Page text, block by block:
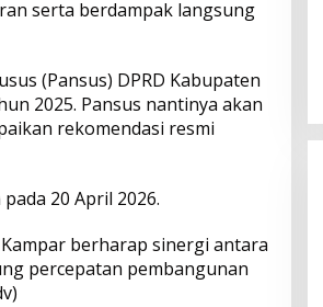
serta berdampak langsung
(Pansus) DPRD Kabupaten
2025. Pansus nantinya akan
rekomendasi resmi
20 April 2026.
berharap sinergi antara
percepatan pembangunan